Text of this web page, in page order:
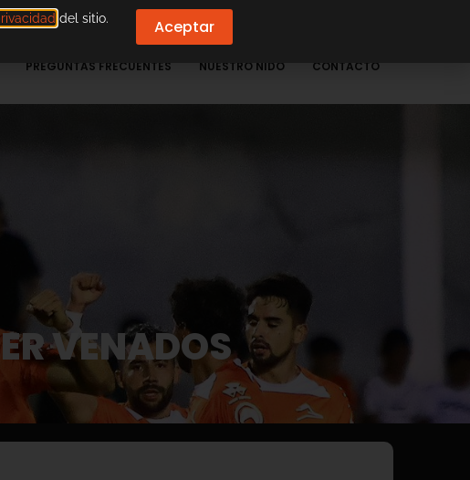
PREGUNTAS FRECUENTES NUESTRO NIDO CONTACTO
VENADOS
del sitio. Aceptar